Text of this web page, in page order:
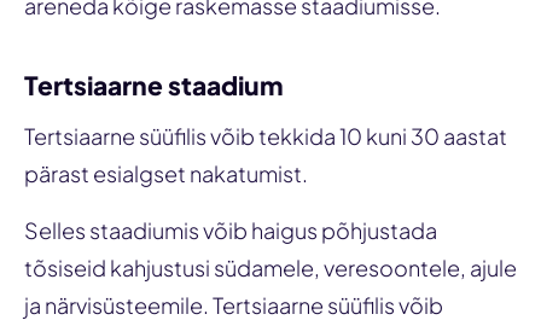
Tertsiaarne staadium
Tertsiaarne süüfilis võib tekkida 10 kuni 30 aastat
pärast esialgset nakatumist.
Selles staadiumis võib haigus põhjustada
tõsiseid kahjustusi südamele, veresoontele, ajule
ja närvisüsteemile. Tertsiaarne süüfilis võib